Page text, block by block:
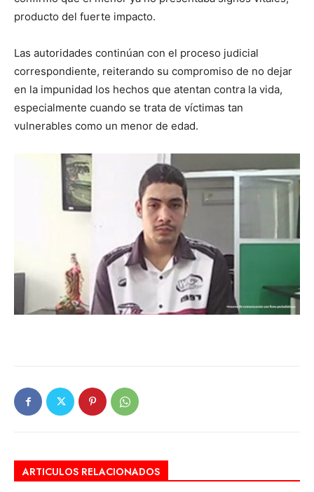
producto del fuerte impacto.
Las autoridades continúan con el proceso judicial
correspondiente, reiterando su compromiso de no dejar
en la impunidad los hechos que atentan contra la vida,
especialmente cuando se trata de víctimas tan
vulnerables como un menor de edad.
ARTICULOS RELACIONADOS